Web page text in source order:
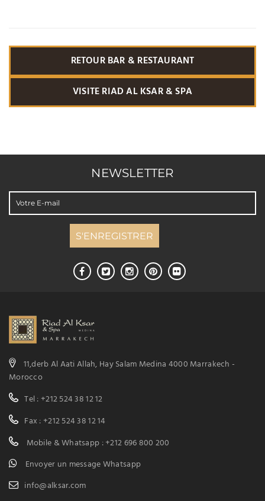
RETOUR BAR & RESTAURANT
VISITE RIAD AL KSAR & SPA
NEWSLETTER
11,derb Al Aati Allah, Hay Salam Medina 4000 Marrakech -
Morocco
Tel : +212 524 38 12 12
Fax : +212 524 38 12 14
Mobile & Whatsapp : +212 696 800 200
Envoyer un message Whatsapp
info@alksar.com